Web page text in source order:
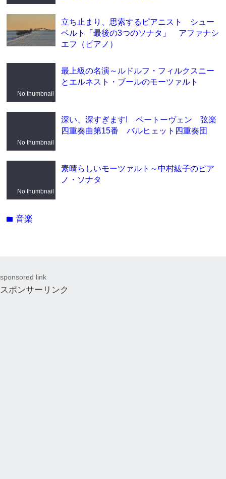
立ち止まり、思索するピアニスト シュー
ベルト「最後の3つのソナタ」 アファナシ
エフ（ピアノ）
No thumbnail
最上級の名演～ルドルフ・フィルクスニー
とエルネスト・ブールのモーツァルト
No thumbnail
深い、深すぎます! ベートーヴェン 弦楽
四重奏曲第15番 バルヒェット四重奏団
No thumbnail
素晴らしいモーツァルト～中村紘子のピア
ノ・ソナタ
folder音楽
sponsored link
スポンサーリンク